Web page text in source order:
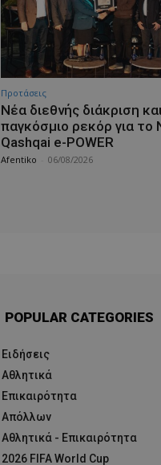
Προτάσεις
Νέα διεθνής διάκριση
παγκόσμιο ρεκόρ για το
Qashqai e-POWER
Afentiko 06/08/2026
POPULAR CATEGORIES
Ειδήσεις
Αθλητικά
Επικαιρότητα
Απόλλων
Αθλητικά - Επικαιρότητα
2026 FIFA World Cup